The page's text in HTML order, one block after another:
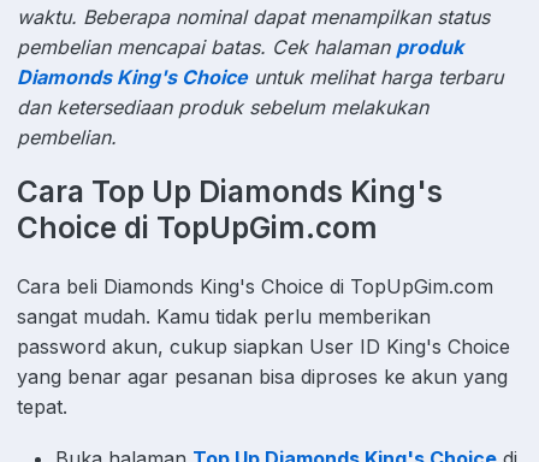
waktu. Beberapa nominal dapat menampilkan status
pembelian mencapai batas. Cek halaman produk
Diamonds King's Choiceuntuk melihat harga terbaru
dan ketersediaan produk sebelum melakukan
pembelian.
Cara Top Up Diamonds King's
Choice di TopUpGim.com
Cara beli Diamonds King's Choice di TopUpGim.com
sangat mudah. Kamu tidak perlu memberikan
password akun, cukup siapkan User ID King's Choice
yang benar agar pesanan bisa diproses ke akun yang
tepat.